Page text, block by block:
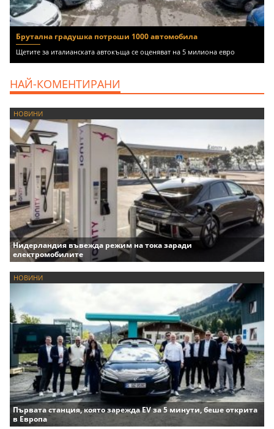
Брутална градушка потроши 1000 автомобила
Щетите за италианската автокъща се оценяват на 5 милиона евро
НАЙ-КОМЕНТИРАНИ
НОВИНИ
Нидерландия въвежда режим на тока заради
електромобилите
НОВИНИ
Първата станция, която зарежда EV за 5 минути, беше открита
в Европа